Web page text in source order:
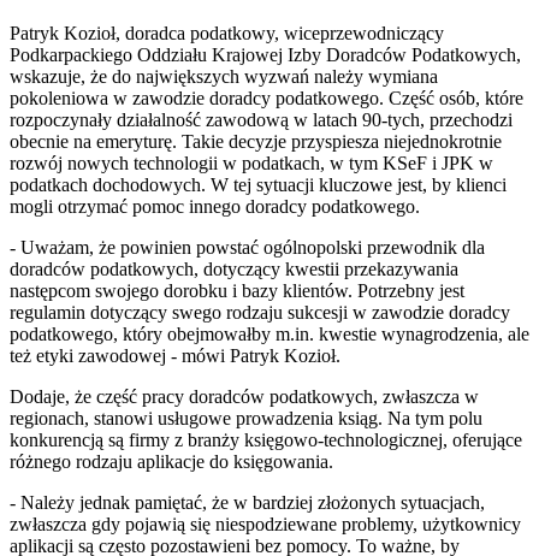
Patryk Kozioł, doradca podatkowy, wiceprzewodniczący
Podkarpackiego Oddziału Krajowej Izby Doradców Podatkowych,
wskazuje, że do największych wyzwań należy wymiana
pokoleniowa w zawodzie doradcy podatkowego. Część osób, które
rozpoczynały działalność zawodową w latach 90-tych, przechodzi
obecnie na emeryturę. Takie decyzje przyspiesza niejednokrotnie
rozwój nowych technologii w podatkach, w tym KSeF i JPK w
podatkach dochodowych. W tej sytuacji kluczowe jest, by klienci
mogli otrzymać pomoc innego doradcy podatkowego.
- Uważam, że powinien powstać ogólnopolski przewodnik dla
doradców podatkowych, dotyczący kwestii przekazywania
następcom swojego dorobku i bazy klientów. Potrzebny jest
regulamin dotyczący swego rodzaju sukcesji w zawodzie doradcy
podatkowego, który obejmowałby m.in. kwestie wynagrodzenia, ale
też etyki zawodowej - mówi Patryk Kozioł.
Dodaje, że część pracy doradców podatkowych, zwłaszcza w
regionach, stanowi usługowe prowadzenia ksiąg. Na tym polu
konkurencją są firmy z branży księgowo-technologicznej, oferujące
różnego rodzaju aplikacje do księgowania.
- Należy jednak pamiętać, że w bardziej złożonych sytuacjach,
zwłaszcza gdy pojawią się niespodziewane problemy, użytkownicy
aplikacji są często pozostawieni bez pomocy. To ważne, by